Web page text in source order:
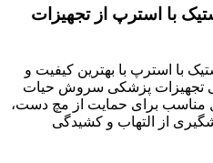
با استرپ از تجهیزات
با استرپ با بهترین کیفیت و
تجهیزات پزشکی سروش حیات
مناسب برای حمایت از مچ دست،
از التهاب و کشیدگی